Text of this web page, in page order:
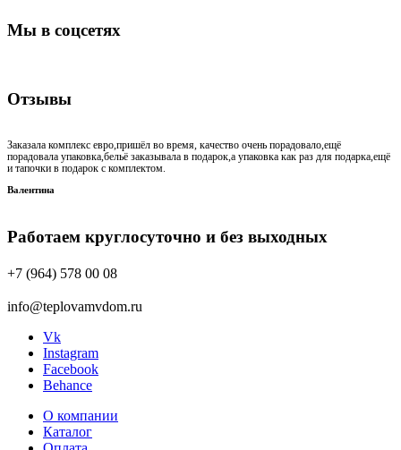
Мы в соцсетях
Отзывы
Заказала комплекс евро,пришёл во время, качество очень порадовало,ещё
порадовала упаковка,бельё заказывала в подарок,а упаковка как раз для подарка,ещё
и тапочки в подарок с комплектом.
Валентина
Работаем круглосуточно и без выходных
+7 (964) 578 00 08
info@teplovamvdom.ru
Vk
Instagram
Facebook
Behance
О компании
Каталог